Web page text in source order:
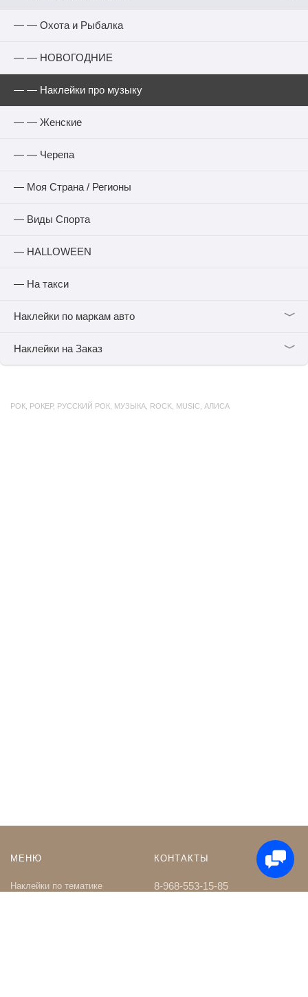
— — Охота и Рыбалка
— — НОВОГОДНИЕ
— — Наклейки про музыку
— — Женские
— — Черепа
— Моя Страна / Регионы
— Виды Спорта
— HALLOWEEN
— На такси
Наклейки по маркам авто ﹀
Наклейки на Заказ ﹀
РОК РОКЕР, РУССКИЙ РОК МУЗЫКА ROCK MUSIC АЛИСА
МЕНЮ
Наклейки по тематике
КОНТАКТЫ
8-968-553-15-85